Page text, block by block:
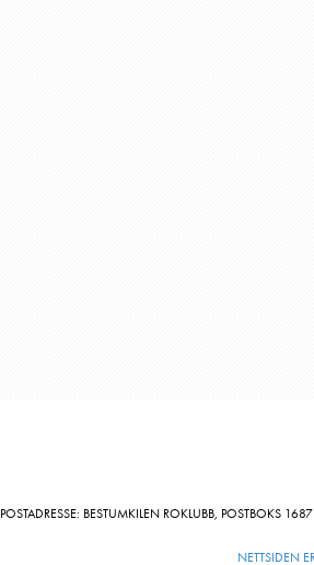
POSTADRESSE: BESTUMKILEN ROKLUBB, POSTBOKS
NETTSIDEN